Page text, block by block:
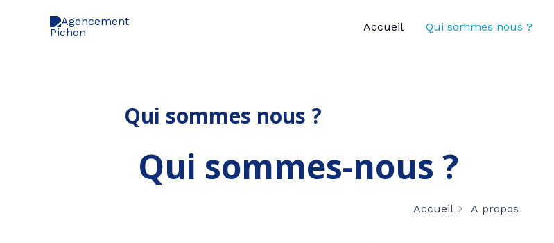
Accueil Qui sommes nous ?
Qui sommes nous ?
Qui sommes-nous ?
Accueil A propos